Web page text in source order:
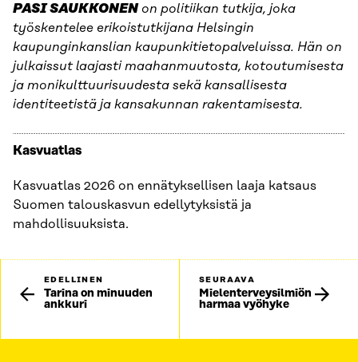
PASI SAUKKONENon politiikan tutkija, joka
työskentelee erikoistutkijana Helsingin
kaupunginkanslian kaupunkitietopalveluissa. Hän on
julkaissut laajasti maahanmuutosta, kotoutumisesta
ja monikulttuurisuudesta sekä kansallisesta
identiteetistä ja kansakunnan rakentamisesta.
Kasvuatlas
Kasvuatlas 2026 on ennätyksellisen laaja katsaus
Suomen talouskasvun edellytyksistä ja
mahdollisuuksista.
EDELLINEN
Tarina on minuuden
ankkuri
SEURAAVA
Mielenterveysilmiön
harmaa vyöhyke